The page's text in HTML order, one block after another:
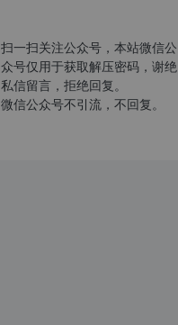
扫一扫关注公众号，本站微信公
众号仅用于获取解压密码，谢绝
私信留言，拒绝回复。
微信公众号不引流，不回复。